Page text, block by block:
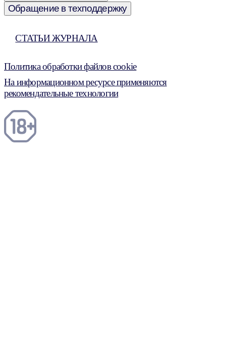
Обращение в техподдержку
СТАТЬИ ЖУРНАЛА
Политика обработки файлов cookie
На информационном ресурсе применяются
рекомендательные технологии